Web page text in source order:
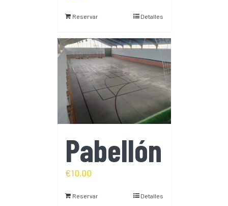
Reservar Detalles
Pabellón
€10,00
Reservar Detalles